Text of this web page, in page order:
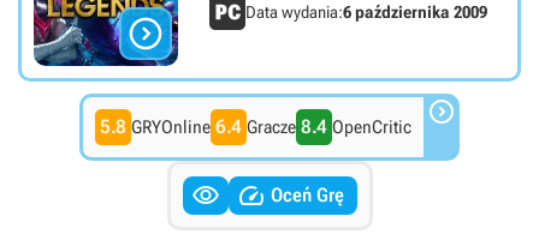
 Data wydania:6 października 2009
5.8 GRYOnline 6.4 Gracze 8.4 OpenCritic 
  Oceń Grę